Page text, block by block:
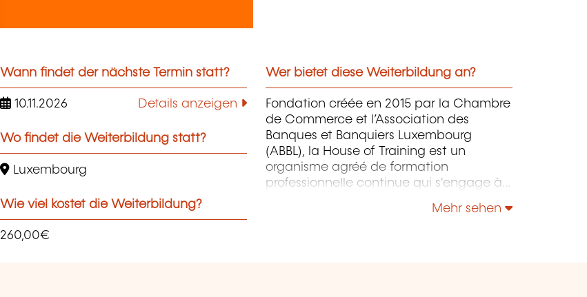
Wann findet der nächste Termin statt?
10.11.2026 Details anzeigen
Wo findet die Weiterbildung statt?
Luxembourg
Wie viel kostet die Weiterbildung?
260,00€
Wer bietet diese Weiterbildung an?
Fondation créée en 2015 par la Chambre
de Commerce et l’Association des
Banques et Banquiers Luxembourg
(ABBL), la House of Training est un
organisme agréé de formation
professionnelle continue qui s'engage à
et à l'attractivité du Luxembourg en
Mehr sehen